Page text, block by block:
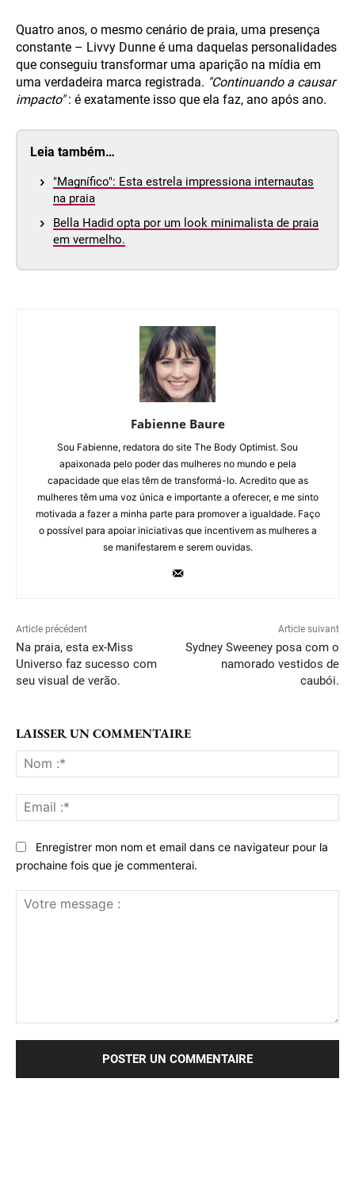
Quatro anos, o mesmo cenário de praia, uma presença
constante – Livvy Dunne é uma daquelas personalidades
que conseguiu transformar uma aparição na mídia em
uma verdadeira marca registrada. "Continuando a causar
impacto": é exatamente isso que ela faz, ano após ano.
Leia também…
"Magnífico": Esta estrela impressiona internautas
na praia
Bella Hadid opta por um look minimalista de praia
em vermelho.
Fabienne Baure
Sou Fabienne, redatora do site The Body Optimist. Sou
apaixonada pelo poder das mulheres no mundo e pela
capacidade que elas têm de transformá-lo. Acredito que as
mulheres têm uma voz única e importante a oferecer, e me sinto
motivada a fazer a minha parte para promover a igualdade. Faço
o possível para apoiar iniciativas que incentivem as mulheres a
se manifestarem e serem ouvidas.
Article précédent
Na praia, esta ex-Miss
Universo faz sucesso com
seu visual de verão.
Article suivant
Sydney Sweeney posa com o
namorado vestidos de
caubói.
LAISSER UN COMMENTAIRE
:*
:*
Enregistrer mon nom et email dans ce navigateur pour la
prochaine fois que je commenterai.